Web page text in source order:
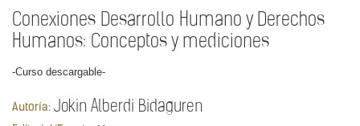
Conexiones Desarrollo Humano y Derechos
Humanos: Conceptos y mediciones
-Curso descargable-
Autoría: Jokin Alberdi Bidaguren